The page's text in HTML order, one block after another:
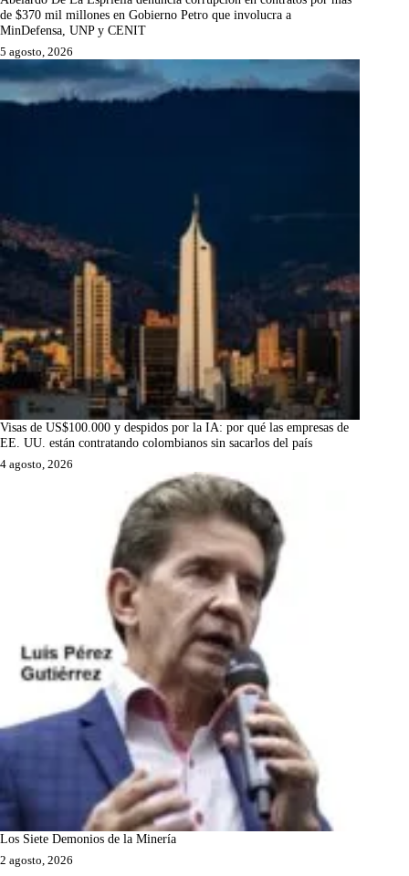
de $370 mil millones en Gobierno Petro que involucra a
MinDefensa, UNP y CENIT
5 agosto, 2026
Visas de US$100.000 y despidos por la IA: por qué las empresas de
EE. UU. están contratando colombianos sin sacarlos del país
4 agosto, 2026
Los Siete Demonios de la Minería
2 agosto, 2026